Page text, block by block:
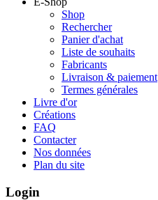
Shop
Rechercher
Panier d'achat
Liste de souhaits
Fabricants
Livraison & paiement
Termes générales
Livre d'or
Créations
FAQ
Contacter
Nos données
Plan du site
Login